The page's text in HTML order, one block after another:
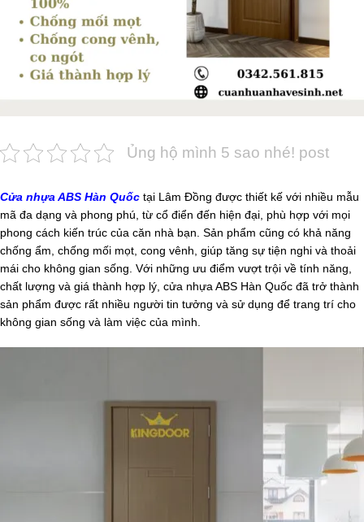
Ủng hộ mình 5 sao nhé! post
Cửa nhựa ABS Hàn Quốc tại Lâm Đồng được thiết kế với nhiều mẫu
mã đa dạng và phong phú, từ cổ điển đến hiện đại, phù hợp với mọi
phong cách kiến trúc của căn nhà bạn. Sản phẩm cũng có khả năng
chống ẩm, chống mối mọt, cong vênh, giúp tăng sự tiện nghi và thoải
mái cho không gian sống. Với những ưu điểm vượt trội về tính năng,
chất lượng và giá thành hợp lý, cửa nhựa ABS Hàn Quốc đã trở thành
sản phẩm được rất nhiều người tin tưởng và sử dụng để trang trí cho
không gian sống và làm việc của mình.